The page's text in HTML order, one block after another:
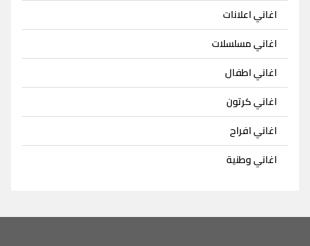
اغاني اعلانات
اغاني مسلسلات
اغاني اطفال
اغاني كرتون
اغاني افراح
اغاني وطنية